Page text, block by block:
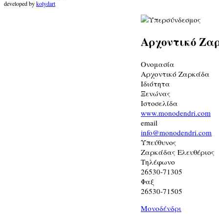
developed bykolydart
Αρχοντικό
Ονομασία
Αρχοντικό Ζαρκάδα
Ιδιότητα
Ξενώνας
Ιστοσελίδα
www.monodendri.com
email
info@monodendri.com
Υπεύθυνος
Ζαρκάδας Ελευθέριος
Τηλέφωνο
26530-71305
Φαξ
26530-71505
Μονοδένδρι